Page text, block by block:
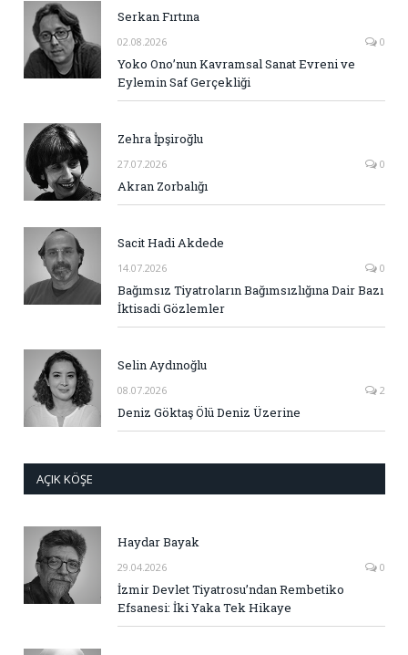
Serkan Fırtına
02.08.2026 0
Yoko Ono’nun Kavramsal Sanat Evreni ve
Eylemin Saf Gerçekliği
Zehra İpşiroğlu
27.07.2026 0
Akran Zorbalığı
Sacit Hadi Akdede
14.07.2026 0
Bağımsız Tiyatroların Bağımsızlığına Dair Bazı
İktisadi Gözlemler
Selin Aydınoğlu
08.07.2026 2
Deniz Göktaş Ölü Deniz Üzerine
AÇIK KÖŞE
Haydar Bayak
29.04.2026 0
İzmir Devlet Tiyatrosu’ndan Rembetiko
Efsanesi: İki Yaka Tek Hikaye